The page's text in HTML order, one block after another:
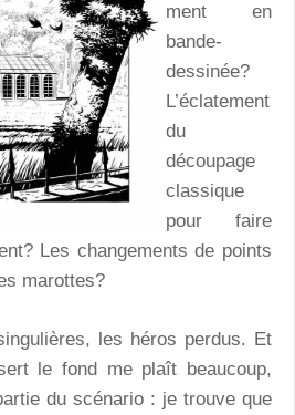
ment en
bande-
dessinée?
L’éclatement
du
découpage
classique
pour faire
Les changements de points
marottes?
les héros perdus. Et
le fond me plaît beaucoup,
du scénario : je trouve que